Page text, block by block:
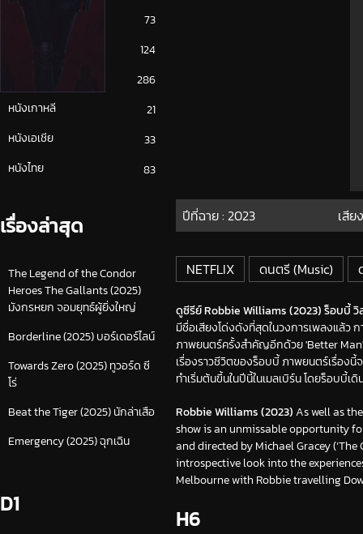
73
124
286
หนังเกาหลี
21
หนังเอเชีย
33
หนังไทย
83
เรื่องล่าสุด
The Legend of the Condor
Heroes The Gallants (2025)
มังกรหยก จอมยุทธ์ผู้ยิ่งใหญ่
Borderline (2025) บอร์เดอร์ไลน์
Towards Zero (2025) ทูวอร์ด ซี
โร่
Beat the Tiger (2025) นักล่าเสือ
Emergency (2025) ฉุกเฉิน
D1
ปีที่ฉาย : 2023 เสีย
NETFLIX ดนตรี (Music)
ดูซีรีย์ Robbie Williams (2023) ร็อบบี้ วิ
มีชื่อเสียงโด่งดังที่สุดในวงการเพลงแล้ว
ภาพยนตร์ครั้งสำคัญอีกด้วย 'Better Man'
เรื่องราวชีวิตของร็อบบี้ ภาพยนตร์เรื่อง
ทำเริ่มต้นขึ้นในปีนี้ในเมลเบิร์น โดยร็อบบี้
Robbie Williams (2023)As well as
show is an unmissable opportunity
and directed by Michael Gracey
introspective look into the
Melbourne with Robbie travelling
H6